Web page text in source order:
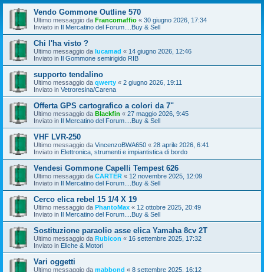
Vendo Gommone Outline 570
Ultimo messaggio da Francomaffio « 30 giugno 2026, 17:34
Inviato in Il Mercatino del Forum....Buy & Sell
Chi l'ha visto ?
Ultimo messaggio da lucamad « 14 giugno 2026, 12:46
Inviato in Il Gommone semirigido RIB
supporto tendalino
Ultimo messaggio da qwerty « 2 giugno 2026, 19:11
Inviato in Vetroresina/Carena
Offerta GPS cartografico a colori da 7"
Ultimo messaggio da Blackfin « 27 maggio 2026, 9:45
Inviato in Il Mercatino del Forum....Buy & Sell
VHF LVR-250
Ultimo messaggio da VincenzoBWA650 « 28 aprile 2026, 6:41
Inviato in Elettronica, strumenti e impiantistica di bordo
Vendesi Gommone Capelli Tempest 626
Ultimo messaggio da CARTER « 12 novembre 2025, 12:09
Inviato in Il Mercatino del Forum....Buy & Sell
Cerco elica rebel 15 1/4 X 19
Ultimo messaggio da PhantoMax « 12 ottobre 2025, 20:49
Inviato in Il Mercatino del Forum....Buy & Sell
Sostituzione paraolio asse elica Yamaha 8cv 2T
Ultimo messaggio da Rubicon « 16 settembre 2025, 17:32
Inviato in Eliche & Motori
Vari oggetti
Ultimo messaggio da mabbond « 8 settembre 2025, 16:12